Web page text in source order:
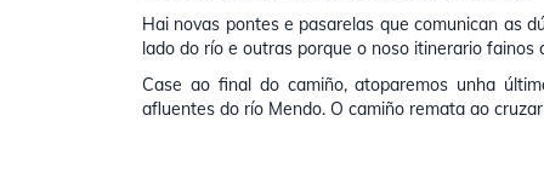
Hai novas pontes e pasarelas que comunican as
lado do río e outras porque o noso itinerario fainos
Case ao final do camiño, atoparemos unha
afluentes do río Mendo. O camiño remata ao